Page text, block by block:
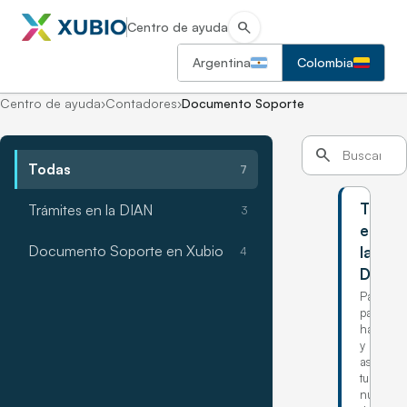
Centro de ayuda search
Argentina Colombia
Centro de ayuda›Contadores›Documento Soporte
Documento Soporte
search
Todas 7
Trámites en la DIAN 3
Documento Soporte en Xubio 4
en
la
DIAN
Pasos
para
y
asociar
tu